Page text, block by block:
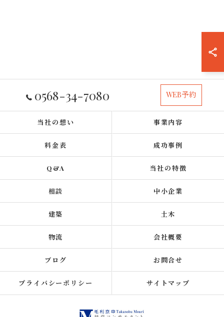
0568-34-7080 WEB予約
当社の想い 事業内容
料金表 成功事例
Q&A 当社の特徴
相談 中小企業
建築 土木
物流 会社概要
ブログ お問合せ
プライバシーポリシー サイトマップ